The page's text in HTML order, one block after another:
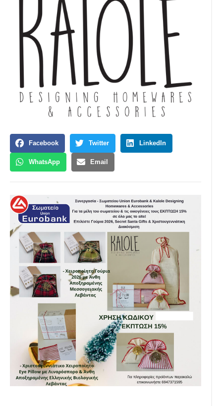
Facebook Twitter LinkedIn
WhatsApp Email